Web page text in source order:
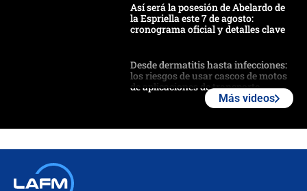
Así será la posesión de Abelardo de
la Espriella este 7 de agosto:
cronograma oficial y detalles clave
Desde dermatitis hasta infecciones:
los riesgos de usar cascos de motos
de aplicaciones de transporte
Más videos